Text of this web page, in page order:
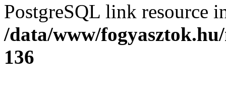
PostgreSQL link resource
/data/www/
136